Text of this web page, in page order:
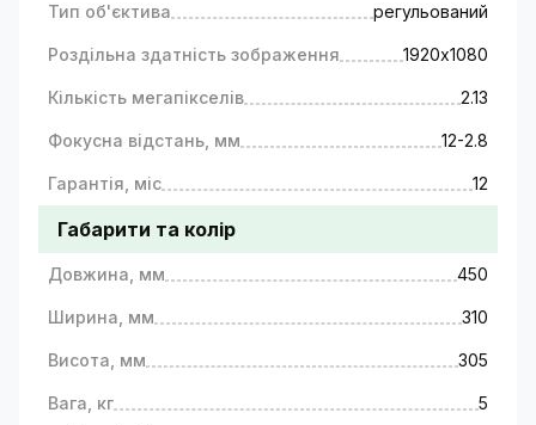
Тип об'єктива регульований
Роздільна здатність зображення 1920х1080
Кількість мегапікселів 2.13
Фокусна відстань, мм 12-2.8
Гарантія, міс 12
Габарити та колір
Довжина, мм 450
Ширина, мм 310
Висота, мм 305
Вага, кг
5